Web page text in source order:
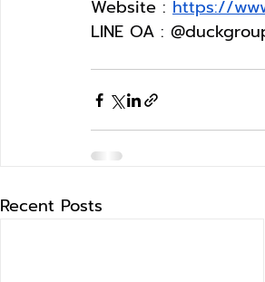
Website : https://
LINE OA :
Recent Posts